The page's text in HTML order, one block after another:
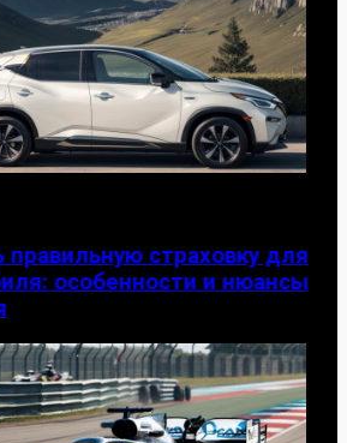
правильную страховку для
особенности и нюансы